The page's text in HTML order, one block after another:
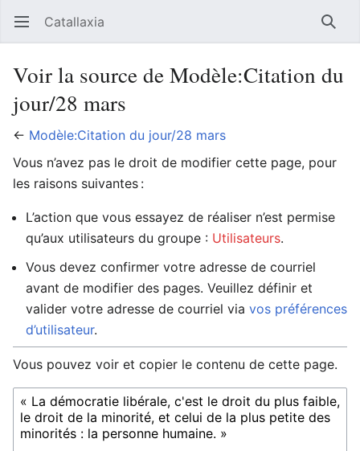
Ouvrir le menu principal Catallaxia
Voir la source de Modèle:Citation du
jour/28 mars
← Modèle:Citation du jour/28 mars
Vous n’avez pas le droit de modifier cette page, pour
les raisons suivantes :
L’action que vous essayez de réaliser n’est permise
qu’aux utilisateurs du groupe : Utilisateurs.
Vous devez confirmer votre adresse de courriel
avant de modifier des pages. Veuillez définir et
valider votre adresse de courriel via vos préférences
d’utilisateur.
Vous pouvez voir et copier le contenu de cette page.